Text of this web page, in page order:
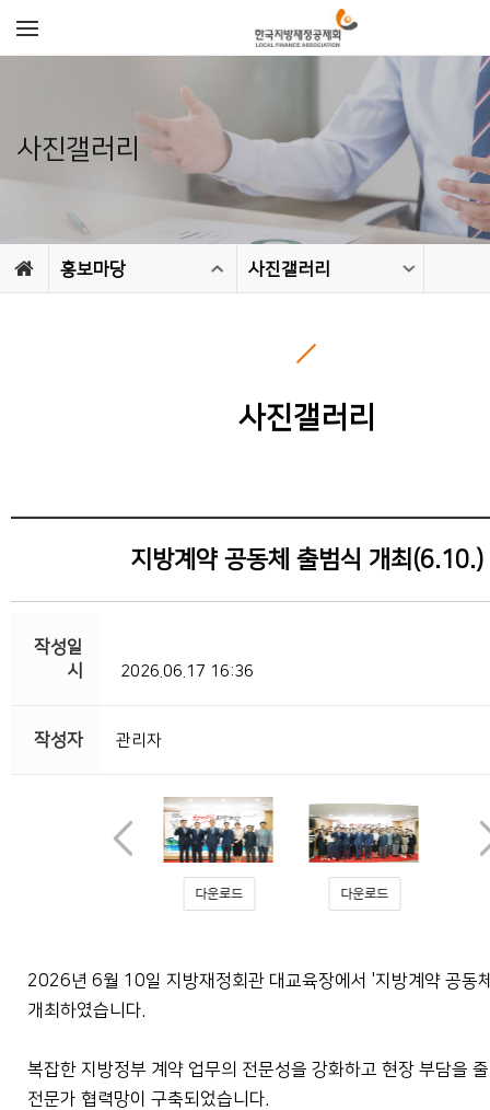
사진갤러리
홍보마당 사진갤러리
사진갤러리
지방계약 공동체 출범식 개최(6.10.)
2026.06.17 16:36
관리자
다운로드 다운로드
2026년 6월 10일 지방재정회관 대교육장에서 '지방계약 공동
개최하였습니다.
복잡한 지방정부 계약 업무의 전문성을 강화하고 현장 부담을
전문가 협력망이 구축되었습니다.